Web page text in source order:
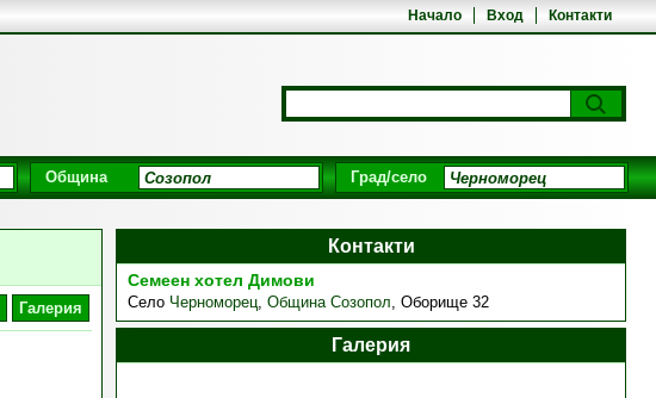
Начало Вход Контакти
Община Град/село
Галерия
Контакти
Семеен хотел Димови
Село Черноморец, Община Созопол, Оборище 32
Галерия